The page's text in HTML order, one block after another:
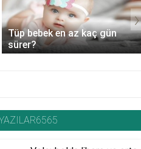
Tüp bebek en az kaç gün
sürer?
›